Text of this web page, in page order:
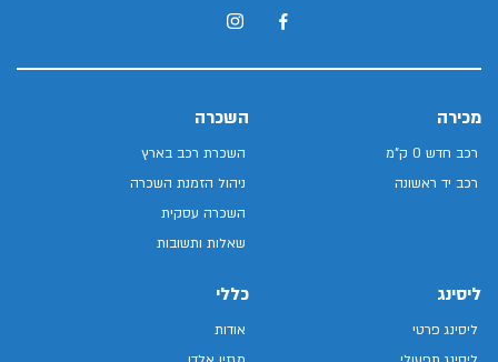
מכירה
רכב חדש 0 ק"מ
רכב יד ראשונה
השכרה
השכרת רכב בארץ
ניהול הזמנת השכרה
השכרה עסקית
שאלות ותשובות
ליסינג
ליסינג פרטי
כללי
אודות